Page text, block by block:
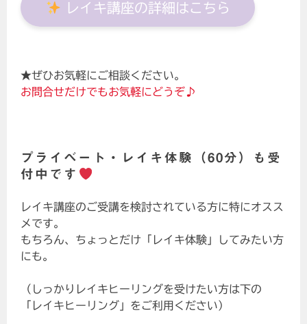
レイキ講座の詳細はこちら
★ぜひお気軽にご相談ください。
お問合せだけでもお気軽にどうぞ♪
プライベート・レイキ体験（60分）も受
付中です
レイキ講座のご受講を検討されている方に特にオスス
メです。
もちろん、ちょっとだけ「レイキ体験」してみたい方
にも。
（しっかりレイキヒーリングを受けたい方は下の
「レイキヒーリング」をご利用ください）